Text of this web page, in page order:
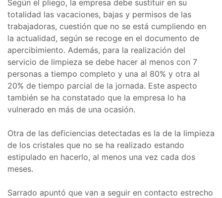
Según el pliego, la empresa debe sustituir en su
totalidad las vacaciones, bajas y permisos de las
trabajadoras, cuestión que no se está cumpliendo en
la actualidad, según se recoge en el documento de
apercibimiento. Además, para la realización del
servicio de limpieza se debe hacer al menos con 7
personas a tiempo completo y una al 80% y otra al
20% de tiempo parcial de la jornada. Este aspecto
también se ha constatado que la empresa lo ha
vulnerado en más de una ocasión.
Otra de las deficiencias detectadas es la de la limpieza
de los cristales que no se ha realizado estando
estipulado en hacerlo, al menos una vez cada dos
meses.
Sarrado apuntó que van a seguir en contacto estrecho